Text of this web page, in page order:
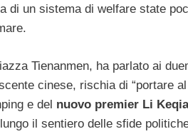
di un sistema di welfare state
Tienanmen, ha parlato ai
cinese, rischia di “portare
e del nuovo premier Li
il sentiero delle sfide